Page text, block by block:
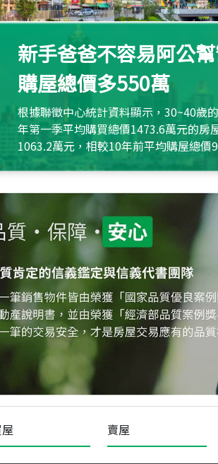
新手爸爸不容易阿公
購屋總價多550萬
根據聯徵中心統計資料顯示，30~40歲
年第一季平均購買總價1473.6萬元的房
1063.2萬元，相較10年前平均購屋總價
約550萬元，且貸款金額也多
賣屋